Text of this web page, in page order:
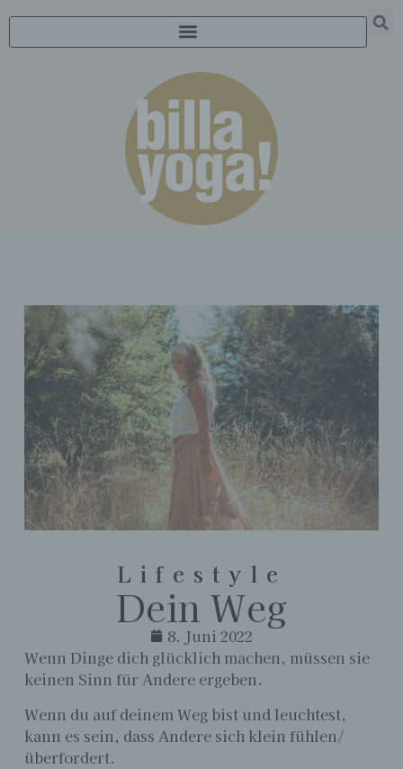
Lifestyle
Dein Weg
8. Juni 2022
Wenn Dinge dich glücklich machen, müssen sie
keinen Sinn für Andere ergeben.
Wenn du auf deinem Weg bist und leuchtest,
kann es sein, dass Andere sich klein fühlen/
überfordert.